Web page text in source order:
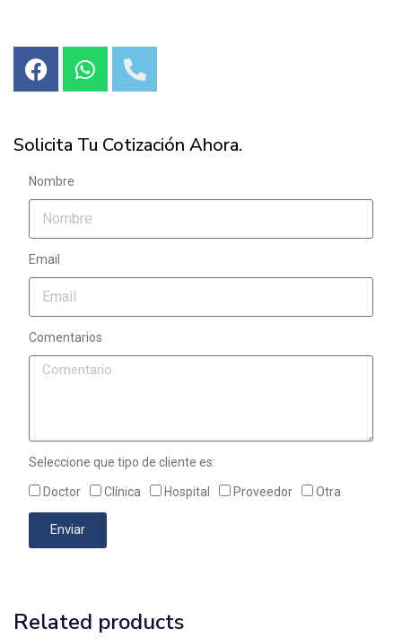
Solicita Tu Cotización Ahora.
Nombre
Email
Comentarios
Seleccione que tipo de cliente es:
Doctor Clínica Hospital Proveedor Otra
Enviar
Related products